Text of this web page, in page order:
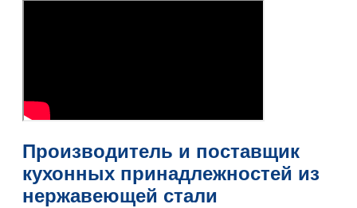
Производитель и поставщик
кухонных принадлежностей из
нержавеющей стали